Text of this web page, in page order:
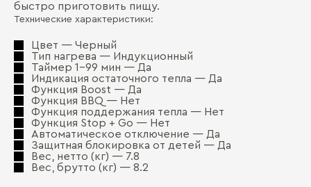
быстро приготовить пищу.
Технические характеристики:
Цвет — Черный
Тип нагрева — Индукционный
Таймер 1-99 мин — Да
Индикация остаточного тепла — Да
Функция Boost — Да
Функция BBQ — Нет
Функция поддержания тепла — Нет
Функция Stop + Go — Нет
Автоматическое отключение — Да
Защитная блокировка от детей — Да
Вес, нетто (кг) — 7.8
Вес, брутто (кг) — 8.2